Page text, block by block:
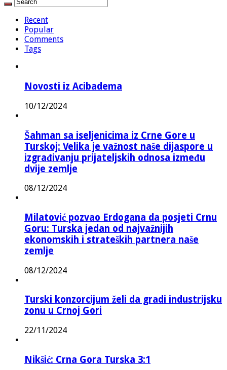
Recent
Popular
Comments
Tags
Novosti iz Acibadema
10/12/2024
Šahman sa iseljenicima iz Crne Gore u
Turskoj: Velika je važnost naše dijaspore u
izgrađivanju prijateljskih odnosa između
dvije zemlje
08/12/2024
Milatović pozvao Erdogana da posjeti Crnu
Goru: Turska jedan od najvažnijih
ekonomskih i strateških partnera naše
zemlje
08/12/2024
Turski konzorcijum želi da gradi industrijsku
zonu u Crnoj Gori
22/11/2024
Nikšić: Crna Gora Turska 3:1